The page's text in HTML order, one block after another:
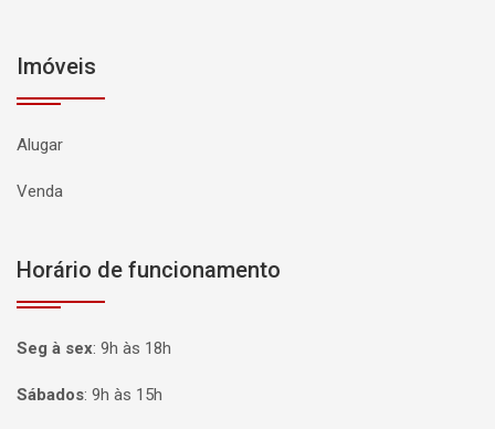
Imóveis
Alugar
Venda
Horário de funcionamento
Seg à sex: 9h às 18h
Sábados: 9h às 15h